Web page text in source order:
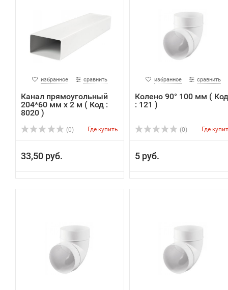
избранное сравнить
Канал прямоугольный
204*60 мм х 2 м ( Код :
8020 )
(0) Где купить
33,50 руб.
избранное сравнить
Колено 90° 100 мм ( Код
: 121 )
(0) Где
5 руб.